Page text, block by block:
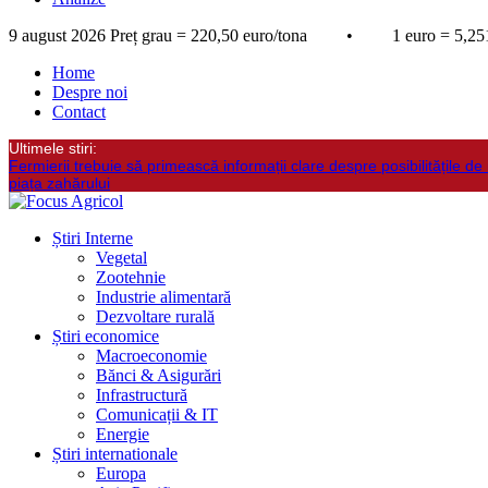
9 august 2026 Preț grau = 220,50 euro/tona • 1 euro =
Home
Despre noi
Contact
Ultimele stiri:
Fermierii trebuie să primească informații clare despre posibilitățile de
piața zahărului
Știri Interne
Vegetal
Zootehnie
Industrie alimentară
Dezvoltare rurală
Știri economice
Macroeconomie
Bănci & Asigurări
Infrastructură
Comunicații & IT
Energie
Știri internationale
Europa